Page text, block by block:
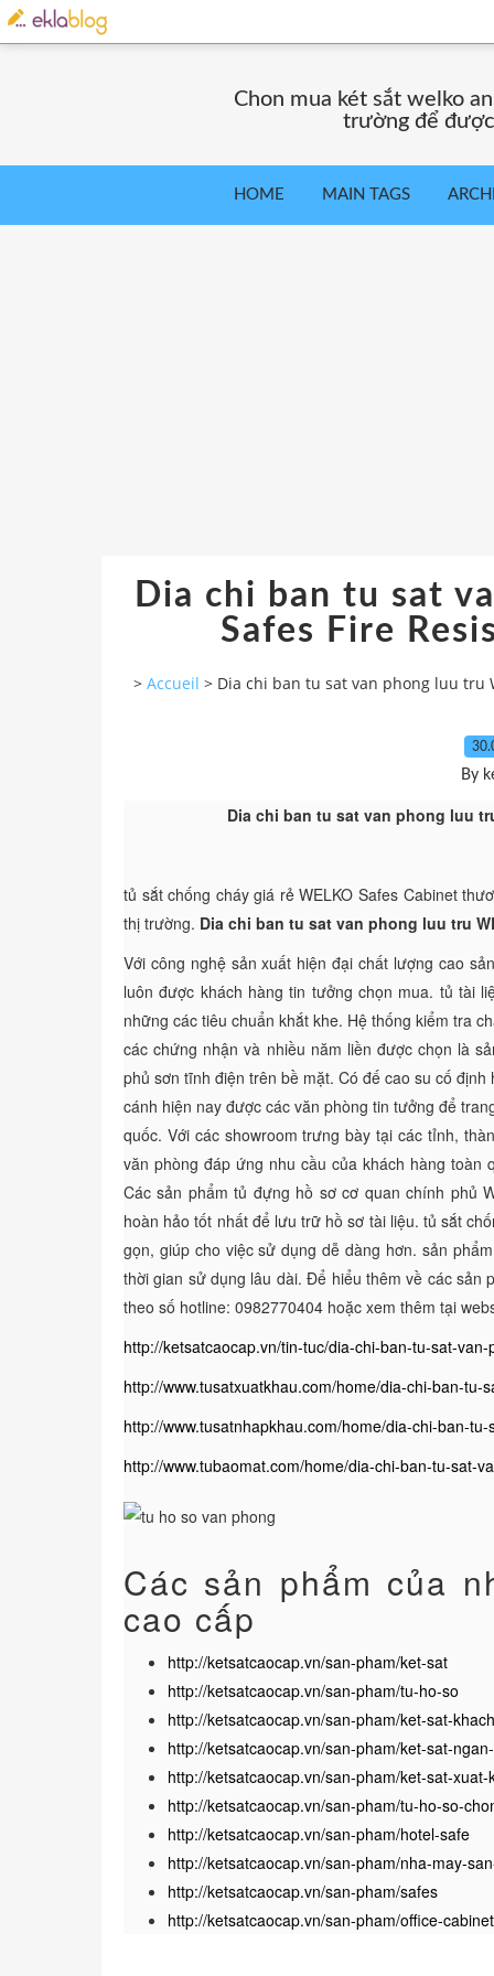
Chon mua két sắt welko
trường để
HOME MAIN TAGS
Dia chi ban tu sat
Safes Fire
> Accueil > Dia chi ban tu sat van phong luu tru
By
Dia chi ban tu sat van phong luu
tủ sắt chống cháy giá rẻ WELKO Safes Cabinet
thị trường. Dia chi ban tu sat van phong luu tru
Với công nghệ sản xuất hiện đại chất lượng cao
luôn được khách hàng tin tưởng chọn mua. tủ tài
những các tiêu chuẩn khắt khe. Hệ thống kiểm tra
các chứng nhận và nhiều năm liền được chọn là
phủ sơn tĩnh điện trên bề mặt. Có đế cao su cố
cánh hiện nay được các văn phòng tin tưởng để
quốc. Với các showroom trưng bày tại các tỉnh,
văn phòng đáp ứng nhu cầu của khách hàng
Các sản phẩm tủ đựng hồ sơ cơ quan chính phủ
hoàn hảo tốt nhất để lưu trữ hồ sơ tài liệu. tủ sắt
gọn, giúp cho việc sử dụng dễ dàng hơn. sản
thời gian sử dụng lâu dài. Để hiểu thêm về các sản
theo số hotline: 0982770404 hoặc xem thêm tại
http://ketsatcaocap.vn/tin-tuc/dia-chi-ban-tu-sat-
http://www.tusatxuatkhau.com/home/dia-chi-ban-
http://www.tusatnhapkhau.com/home/dia-chi-ban-
http://www.tubaomat.com/home/dia-chi-ban-tu-sat-
Các sản phẩm của
cao cấp
http://ketsatcaocap.vn/san-pham/ket-sat
http://ketsatcaocap.vn/san-pham/tu-ho-so
http://ketsatcaocap.vn/san-pham/ket-sat-
http://ketsatcaocap.vn/san-pham/ket-sat-
http://ketsatcaocap.vn/san-pham/ket-sat-
http://ketsatcaocap.vn/san-pham/tu-ho-so-
http://ketsatcaocap.vn/san-pham/hotel-safe
http://ketsatcaocap.vn/san-pham/nha-may-
http://ketsatcaocap.vn/san-pham/safes
http://ketsatcaocap.vn/san-pham/office-